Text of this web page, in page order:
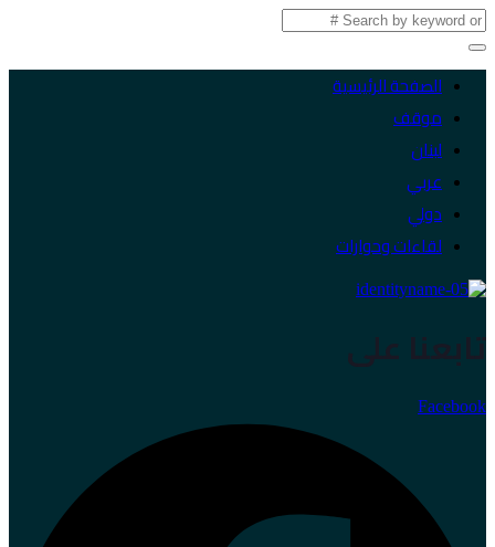
الصفحة الرئيسية
موقف
لبنان
عربي
دولي
لقاءات وحوارات
تابعنا على
Facebook